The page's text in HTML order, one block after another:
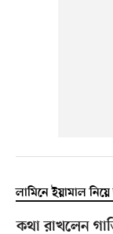
লামিনে ইয়ামাল
কথা রাখলেন